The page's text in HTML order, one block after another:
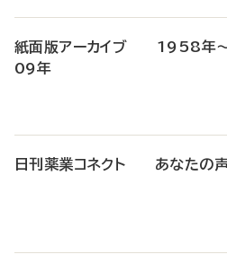
紙面版アーカイブ 1958年
09年
日刊薬業コネクト あなたの声